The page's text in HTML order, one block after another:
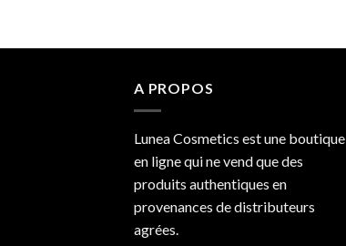
A PROPOS
Lunea Cosmetics est une boutique
en ligne qui ne vend que des
produits authentiques en
provenances de distributeurs
agrées.